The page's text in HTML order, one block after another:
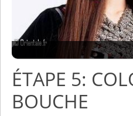
ÉTAPE 5:
BOUCHE